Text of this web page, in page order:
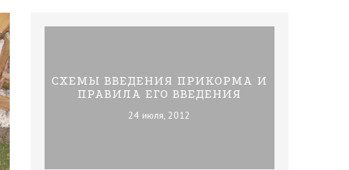
СХЕМЫ ВВЕДЕНИЯ ПРИКОРМА И
ПРАВИЛА ЕГО ВВЕДЕНИЯ
24 июля, 2012